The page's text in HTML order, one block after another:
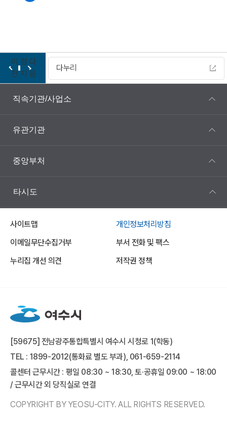
이
전
정
지
다
음
다누리
직속기관/사업소
유관기관
중앙부처
타시도
사이트맵
개인정보처리방침
이메일무단수집거부
부서 전화 및 팩스
누리집 개선 의견
저작권 정책
[59675] 전남광주통합특별시 여수시 시청로 1(학동)
TEL : 1899-2012(통화료 별도 부과), 061-659-2114
콜센터 근무시간 : 평일 08:30 ~ 18:30, 토·공휴일 09:00 ~ 18:00
/ 근무시간 외 당직실로 연결
COPYRIGHT BY YEOSU-CITY. ALL RIGHTS RESERVED.